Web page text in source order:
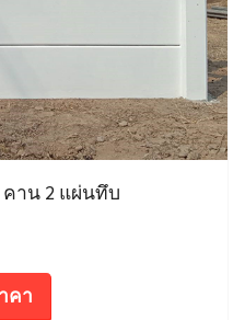
คาน 2 แผ่นทึบ
คา